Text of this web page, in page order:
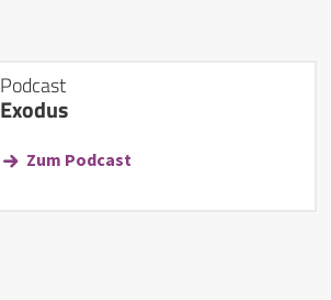
Podcast
Exodus
Zum Podcast